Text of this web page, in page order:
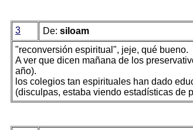
3 De: siloam
"reconversión espiritual", jeje, qué bueno.
A ver que dicen mañana de los
año).
los colegios tan espirituales han dado
(disculpas, estaba viendo estadísticas de